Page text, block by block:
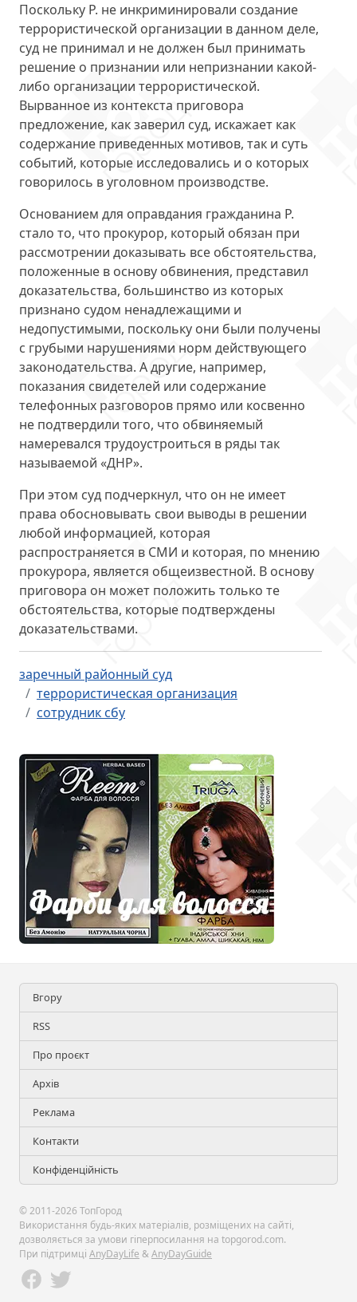
Поскольку Р. не инкриминировали создание
террористической организации в данном деле,
суд не принимал и не должен был принимать
решение о признании или непризнании какой-
либо организации террористической.
Вырванное из контекста приговора
предложение, как заверил суд, искажает как
содержание приведенных мотивов, так и суть
событий, которые исследовались и о которых
говорилось в уголовном производстве.
Основанием для оправдания гражданина Р.
стало то, что прокурор, который обязан при
рассмотрении доказывать все обстоятельства,
положенные в основу обвинения, представил
доказательства, большинство из которых
признано судом ненадлежащими и
недопустимыми, поскольку они были получены
с грубыми нарушениями норм действующего
законодательства. А другие, например,
показания свидетелей или содержание
телефонных разговоров прямо или косвенно
не подтвердили того, что обвиняемый
намеревался трудоустроиться в ряды так
называемой «ДНР».
При этом суд подчеркнул, что он не имеет
права обосновывать свои выводы в решении
любой информацией, которая
распространяется в СМИ и которая, по мнению
прокурора, является общеизвестной. В основу
приговора он может положить только те
обстоятельства, которые подтверждены
доказательствами.
заречный районный суд
террористическая организация
сотрудник сбу
Вгору
RSS
Про проєкт
Архів
Реклама
Контакти
Конфіденційність
© 2011-2026 ТопГород
Використання будь-яких матеріалів, розміщених на сайті,
дозволяється за умови гіперпосилання на topgorod.com.
При підтримці AnyDayLife &AnyDayGuide